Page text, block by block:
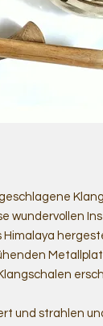
wundervollen
und strahlen